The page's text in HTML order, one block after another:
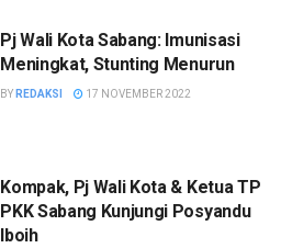
Pj Wali Kota Sabang: Imunisasi
Meningkat, Stunting Menurun
BY REDAKSI 17 NOVEMBER 2022
Kompak, Pj Wali Kota & Ketua TP
PKK Sabang Kunjungi Posyandu
Iboih